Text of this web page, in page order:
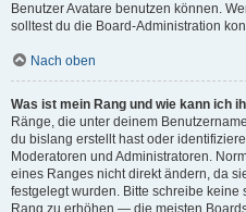
Benutzer Avatare benutzen können.
solltest du die Board-Administration
Nach oben
Was ist mein Rang und wie kann ich
Ränge, die unter deinem
du bislang erstellt hast oder
Moderatoren und Administratoren.
eines Ranges nicht direkt ändern, da
festgelegt wurden. Bitte schreibe
Rang zu erhöhen — die meisten